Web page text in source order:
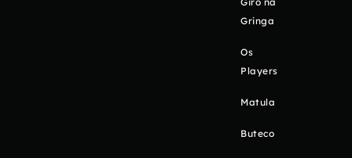
Gringa
Os
Players
Matula
Buteco